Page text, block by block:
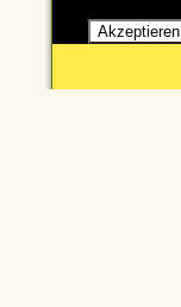
Akzeptieren